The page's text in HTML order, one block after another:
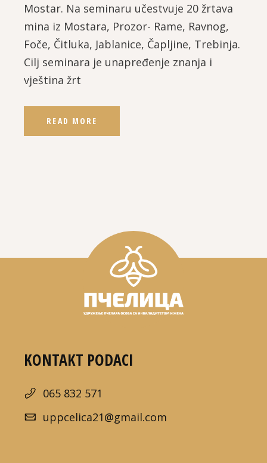
Mostar. Na seminaru učestvuje 20 žrtava
mina iz Mostara, Prozor- Rame, Ravnog,
Foče, Čitluka, Jablanice, Čapljine, Trebinja.
Cilj seminara je unapređenje znanja i
vještina žrt
READ MORE
KONTAKT PODACI
065 832 571
uppcelica21@gmail.com